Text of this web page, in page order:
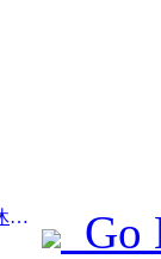
Prev:大興空港は2025年の「国慶節」休暇中に130万人以上の乗客を輸送する予定だ。
Go